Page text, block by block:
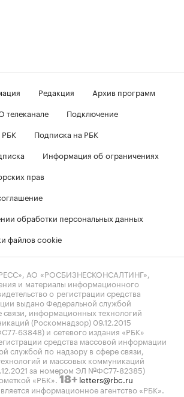
Редакция
Архив программ
телеканале
Подключение
РБК
Подписка на РБК
Информация об ограничениях
прав
обработки персональных данных
файлов cookie
АО «РОСБИЗНЕСКОНСАЛТИНГ»,
и материалы информационного
о регистрации средства
выдано Федеральной службой
связи, информационных технологий
(Роскомнадзор) 09.12.2015
63848) и сетевого издания «РБК»
средства массовой информации
службой по надзору в сфере связи,
и массовых коммуникаций
за номером ЭЛ №ФС77-82385)
«РБК». 18+ letters@rbc.ru
информационное агентство «РБК».